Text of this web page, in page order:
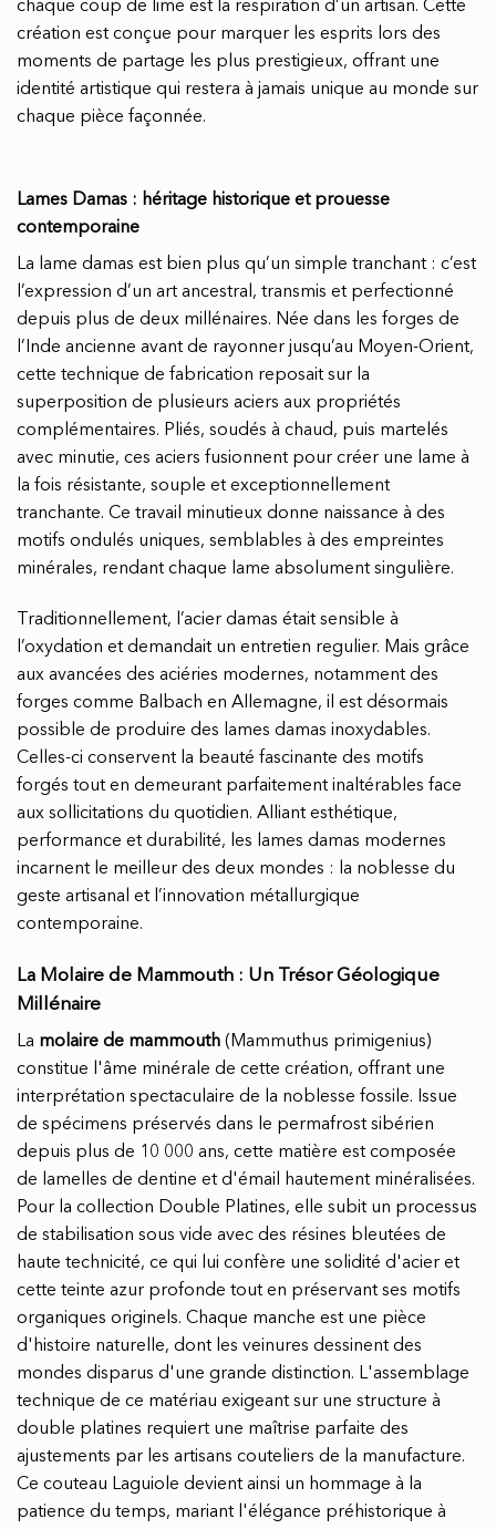
chaque coup de lime est la respiration d’un artisan. Cette
création est conçue pour marquer les esprits lors des
moments de partage les plus prestigieux, offrant une
identité artistique qui restera à jamais unique au monde sur
chaque pièce façonnée.
Lames Damas : héritage historique et prouesse
contemporaine
La lame damas est bien plus qu’un simple tranchant : c’est
l’expression d’un art ancestral, transmis et perfectionné
depuis plus de deux millénaires. Née dans les forges de
l’Inde ancienne avant de rayonner jusqu’au Moyen-Orient,
cette technique de fabrication reposait sur la
superposition de plusieurs aciers aux propriétés
complémentaires. Pliés, soudés à chaud, puis martelés
avec minutie, ces aciers fusionnent pour créer une lame à
la fois résistante, souple et exceptionnellement
tranchante. Ce travail minutieux donne naissance à des
motifs ondulés uniques, semblables à des empreintes
minérales, rendant chaque lame absolument singulière.
Traditionnellement, l’acier damas était sensible à
l’oxydation et demandait un entretien regulier. Mais grâce
aux avancées des aciéries modernes, notamment des
forges comme Balbach en Allemagne, il est désormais
possible de produire des lames damas inoxydables.
Celles-ci conservent la beauté fascinante des motifs
forgés tout en demeurant parfaitement inaltérables face
aux sollicitations du quotidien. Alliant esthétique,
performance et durabilité, les lames damas modernes
incarnent le meilleur des deux mondes : la noblesse du
geste artisanal et l’innovation métallurgique
contemporaine.
La Molaire de Mammouth : Un Trésor Géologique
Millénaire
La molaire de mammouth (Mammuthus primigenius)
constitue l'âme minérale de cette création, offrant une
interprétation spectaculaire de la noblesse fossile. Issue
de spécimens préservés dans le permafrost sibérien
depuis plus de 10 000 ans, cette matière est composée
de lamelles de dentine et d'émail hautement minéralisées.
Pour la collection Double Platines, elle subit un processus
de stabilisation sous vide avec des résines bleutées de
haute technicité, ce qui lui confère une solidité d'acier et
cette teinte azur profonde tout en préservant ses motifs
organiques originels. Chaque manche est une pièce
d'histoire naturelle, dont les veinures dessinent des
mondes disparus d'une grande distinction. L'assemblage
technique de ce matériau exigeant sur une structure à
double platines requiert une maîtrise parfaite des
ajustements par les artisans couteliers de la manufacture.
Ce couteau Laguiole devient ainsi un hommage à la
patience du temps, mariant l'élégance préhistorique à